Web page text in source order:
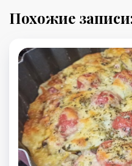
Похожие